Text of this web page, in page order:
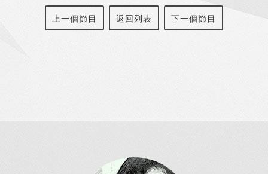
上一個節目 返回列表 下一個節目